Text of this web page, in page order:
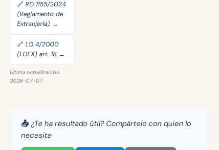
🔗 RD 1155/2024
(Reglamento de
Extranjería) →
🔗 LO 4/2000
(LOEX) art. 18 →
Última actualización:
2026-07-07
📤 ¿Te ha resultado útil? Compártelo con quien lo
necesite